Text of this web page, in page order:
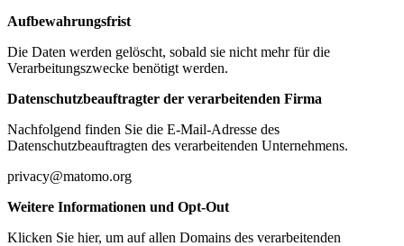
Aufbewahrungsfrist
Die Daten werden gelöscht, sobald sie nicht mehr für die
Verarbeitungszwecke benötigt werden.
Datenschutzbeauftragter der verarbeitenden Firma
Nachfolgend finden Sie die E-Mail-Adresse des
Datenschutzbeauftragten des verarbeitenden Unternehmens.
privacy@matomo.org
Weitere Informationen und Opt-Out
Klicken Sie hier, um auf allen Domains des verarbeitenden